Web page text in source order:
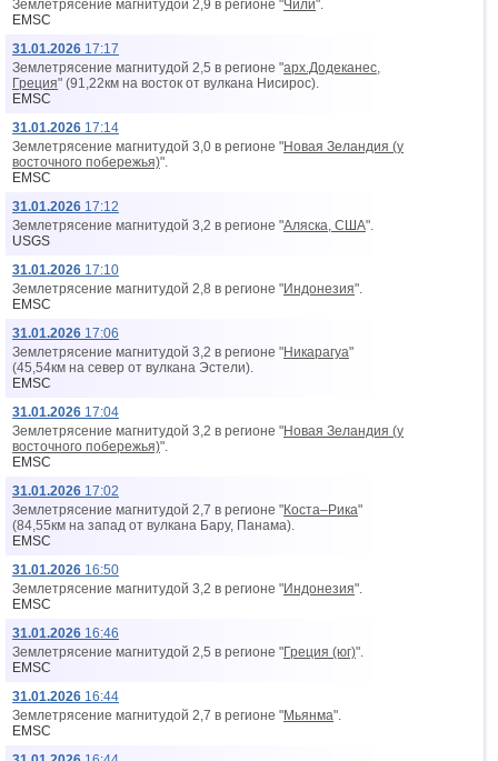
Землетрясение магнитудой 2,9 в регионе "Чили".
EMSC
31.01.2026 17:17
Землетрясение магнитудой 2,5 в регионе "арх.Додеканес,
Греция" (91,22км на восток от вyлкана Нисирос).
EMSC
31.01.2026 17:14
Землетрясение магнитудой 3,0 в регионе "Новая Зеландия (у
восточного побережья)".
EMSC
31.01.2026 17:12
Землетрясение магнитудой 3,2 в регионе "Аляска, США".
USGS
31.01.2026 17:10
Землетрясение магнитудой 2,8 в регионе "Индонезия".
EMSC
31.01.2026 17:06
Землетрясение магнитудой 3,2 в регионе "Никарагуа"
(45,54км на север от вyлкана Эстели).
EMSC
31.01.2026 17:04
Землетрясение магнитудой 3,2 в регионе "Новая Зеландия (у
восточного побережья)".
EMSC
31.01.2026 17:02
Землетрясение магнитудой 2,7 в регионе "Коста–Рика"
(84,55км на запад от вyлкана Бару, Панама).
EMSC
31.01.2026 16:50
Землетрясение магнитудой 3,2 в регионе "Индонезия".
EMSC
31.01.2026 16:46
Землетрясение магнитудой 2,5 в регионе "Греция (юг)".
EMSC
31.01.2026 16:44
Землетрясение магнитудой 2,7 в регионе "Мьянма".
EMSC